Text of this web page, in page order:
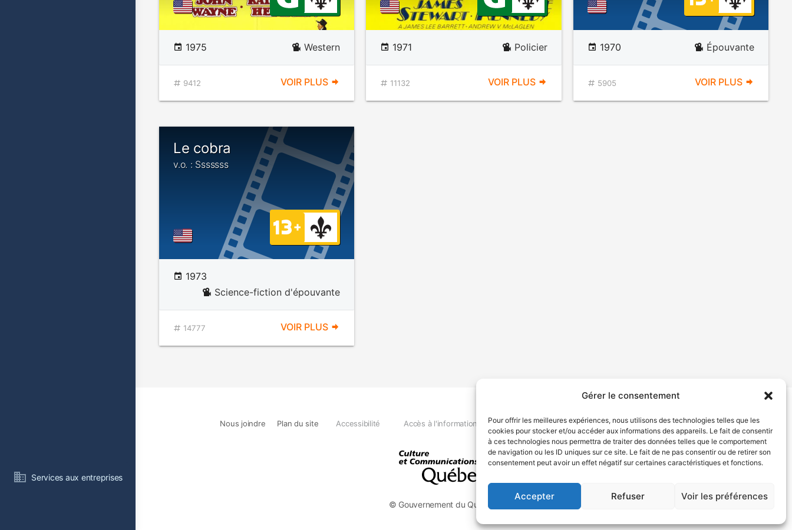
Gérer le consentement
Pour offrir les meilleures expériences, nous utilisons des technologies telles que les
cookies pour stocker et/ou accéder aux informations des appareils. Le fait de consentir
à ces technologies nous permettra de traiter des données telles que le comportement
de navigation ou les ID uniques sur ce site. Le fait de ne pas consentir ou de retirer son
consentement peut avoir un effet négatif sur certaines caractéristiques et fonctions.
Accepter Refuser Voir les préférences
Services aux entreprises
1975 Western
9412 VOIR PLUS
1971 Policier
11132 VOIR PLUS
1970 Épouvante
5905 VOIR PLUS
Le cobra
v.o. : Sssssss
1973
Science-fiction d'épouvante
14777 VOIR PLUS
© Gouvernement du Québec, 2026
Nous joindre Plan du site Accessibilité Accès à l'information Déclaration de services Politique de confidentialité